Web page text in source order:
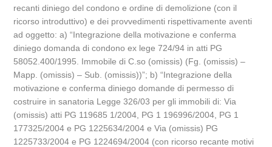
recanti diniego del condono e ordine di demolizione (con il
ricorso introduttivo) e dei provvedimenti rispettivamente aventi
ad oggetto: a) “Integrazione della motivazione e conferma
diniego domanda di condono ex lege 724/94 in atti PG
58052.400/1995. Immobile di C.so (omissis) (Fg. (omissis) –
Mapp. (omissis) – Sub. (omissis))”; b) “Integrazione della
motivazione e conferma diniego domande di permesso di
costruire in sanatoria Legge 326/03 per gli immobili di: Via
(omissis) atti PG 119685 1/2004, PG 1 196996/2004, PG 1
177325/2004 e PG 1225634/2004 e Via (omissis) PG
1225733/2004 e PG 1224694/2004 (con ricorso recante motivi